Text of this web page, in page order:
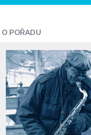
O POŘADU